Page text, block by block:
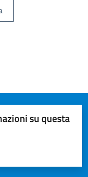
su questa